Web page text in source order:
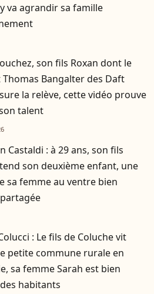
va agrandir sa famille
son fils Roxan dont le
Thomas Bangalter des Daft
la relève, cette vidéo prouve
talent
Castaldi : à 29 ans, son fils
son deuxième enfant, une
sa femme au ventre bien
: Le fils de Coluche vit
petite commune rurale en
sa femme Sarah est bien
habitants